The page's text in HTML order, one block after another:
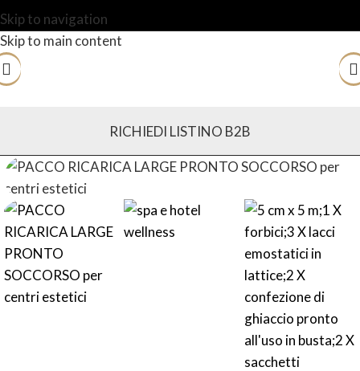
Skip to navigation
Skip to main content
RICHIEDI LISTINO B2B